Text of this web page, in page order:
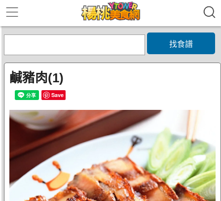
找食譜
鹹豬肉(1)
Save